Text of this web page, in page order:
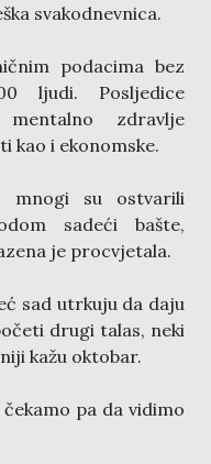
svakodnevnica.
podacima bez
ljudi. Posljedice
zdravlje
kao i ekonomske.
mnogi su ostvarili
sadeći bašte,
je procvjetala.
sad utrkuju da daju
drugi talas, neki
kažu oktobar.
pa da vidimo